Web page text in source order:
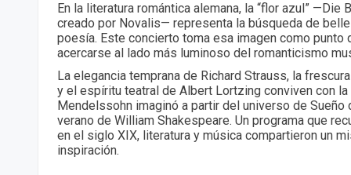
En la literatura romántica alemana, la “flor azul” —Die
creado por Novalis— representa la búsqueda de
poesía. Este concierto toma esa imagen como punto
acercarse al lado más luminoso del romanticismo
La elegancia temprana de Richard Strauss, la
y el espíritu teatral de Albert Lortzing conviven con
Mendelssohn imaginó a partir del universo de Sueño
verano de William Shakespeare. Un programa que
en el siglo XIX, literatura y música compartieron un
inspiración.